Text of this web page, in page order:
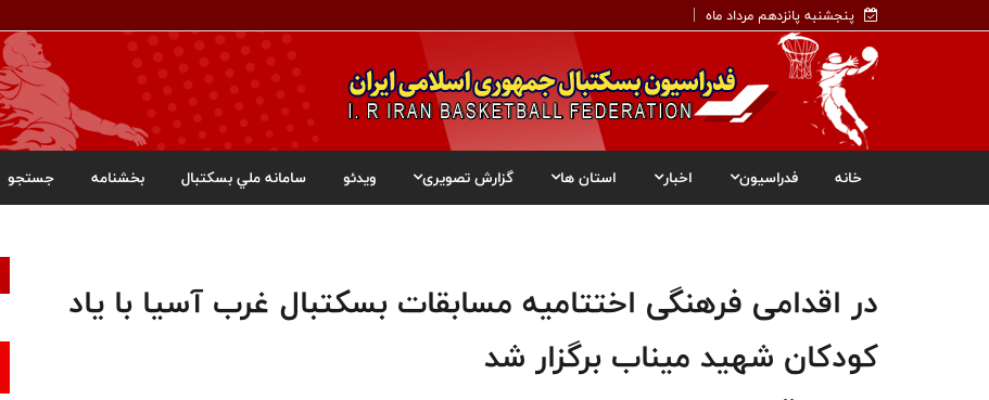
پنجشنبه پانزدهم مرداد ماه
خانه فدراسیون اخبار استان ها گزارش تصویری ویدئو سامانه ملي بسکتبال بخشنامه جستجو
در اقدامی فرهنگی اختتامیه مسابقات بسکتبال غرب آسیا با یاد
کودکان شهید میناب برگزار شد